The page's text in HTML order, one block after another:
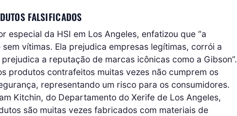
FALSIFICADOS
especial da HSI em Los Angeles, enfatizou que “a
vítimas. Ela prejudica empresas legítimas, corrói a
a reputação de marcas icônicas como a Gibson”.
produtos contrafeitos muitas vezes não cumprem os
representando um risco para os consumidores.
Kitchin, do Departamento do Xerife de Los Angeles,
são muitas vezes fabricados com materiais de